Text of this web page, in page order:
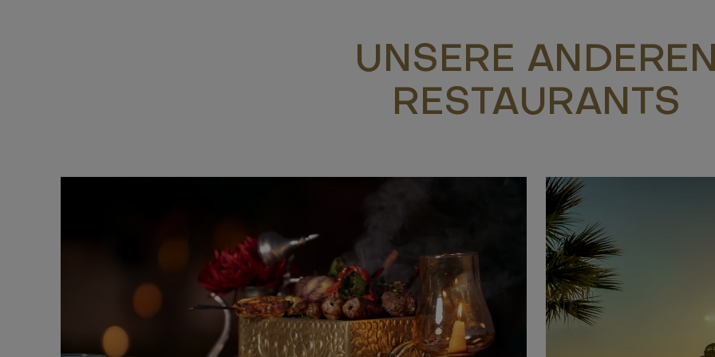
UNSERE
RESTAURANTS